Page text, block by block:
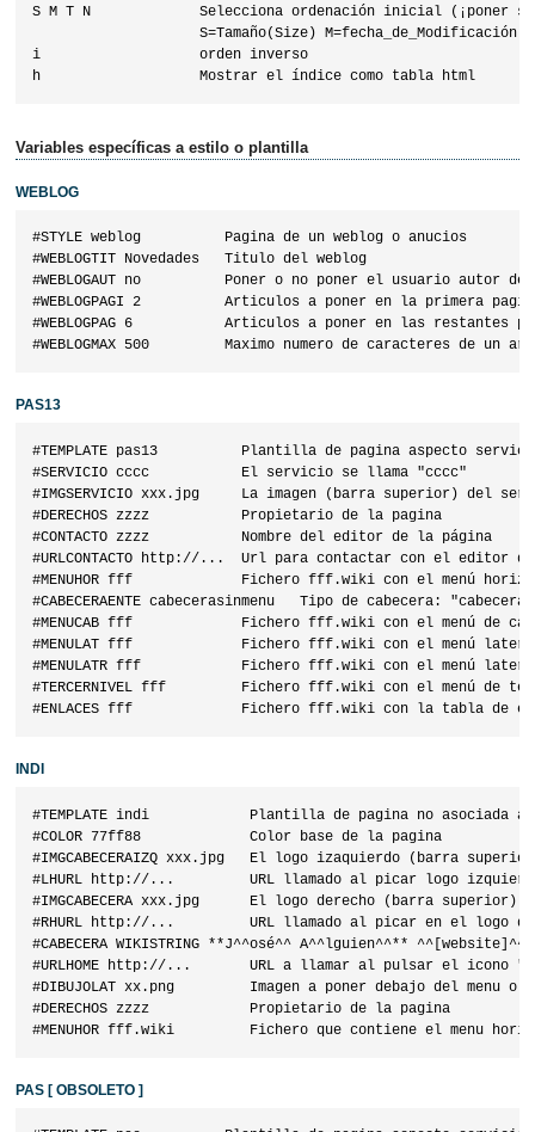
S M T N             Selecciona ordenación inicial (¡poner
S=Tamaño(Size) M=fecha_de_Modificación
i                   orden inverso
Variables específicas a estilo o plantilla
WEBLOG
#STYLE weblog          Pagina de un weblog o anucios
#WEBLOGTIT Novedades   Titulo del weblog
#WEBLOGAUT no          Poner o no poner el usuario autor
#WEBLOGPAGI 2          Articulos a poner en la primera
#WEBLOGPAG 6           Articulos a poner en las restantes
PAS13
#TEMPLATE pas13          Plantilla de pagina aspecto
#SERVICIO cccc           El servicio se llama "cccc"
#IMGSERVICIO xxx.jpg     La imagen (barra superior) del
#DERECHOS zzzz           Propietario de la pagina
#CONTACTO zzzz           Nombre del editor de la página
#URLCONTACTO http://...  Url para contactar con el editor
#MENUHOR fff             Fichero fff.wiki con el menú
#CABECERAENTE cabecerasinmenu   Tipo de cabecera:
#MENUCAB fff             Fichero fff.wiki con el menú de
#MENULAT fff             Fichero fff.wiki con el menú
#MENULATR fff            Fichero fff.wiki con el menú
#TERCERNIVEL fff         Fichero fff.wiki con el menú de
INDI
#TEMPLATE indi            Plantilla de pagina no asociada a
#COLOR 77ff88             Color base de la pagina
#IMGCABECERAIZQ xxx.jpg   El logo izaquierdo (barra
#LHURL http://...         URL llamado al picar logo
#IMGCABECERA xxx.jpg      El logo derecho (barra superior)
#RHURL http://...         URL llamado al picar en el logo
#CABECERA WIKISTRING **J^^osé^^ A^^lguien^^**
#URLHOME http://...       URL a llamar al pulsar el icono
#DIBUJOLAT xx.png         Imagen a poner debajo del menu
#DERECHOS zzzz            Propietario de la pagina
PAS [ OBSOLETO ]